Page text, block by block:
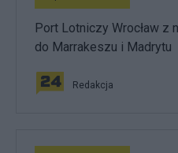
Port Lotniczy Wrocław z
do Marrakeszu i Madrytu
Redakcja